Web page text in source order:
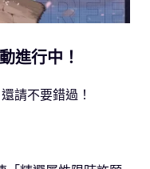
進行中！
請不要錯過！